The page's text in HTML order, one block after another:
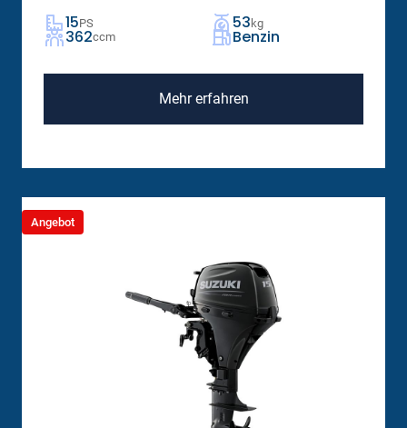
15PS 53 kg
362ccm Benzin
Mehr erfahren
Angebot